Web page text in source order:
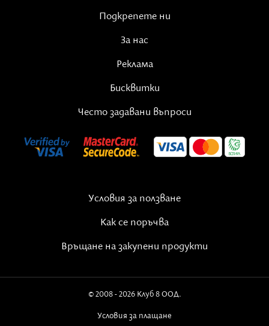
Подкрепете ни
За нас
Реклама
Бисквитки
Често задавани въпроси
Условия за ползване
Как се поръчва
Връщане на закупени продукти
© 2008 - 2026 Клуб 8 ООД.
Условия за плащане